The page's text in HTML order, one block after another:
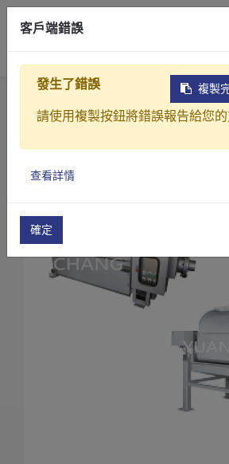
產品介紹
產業解決方案
關於元錩
工程實績
繁體中文
首頁 產品 污水(廢水)處理設備
固、液分離攔污機(DG系列)
固、液分離攔污機(DG-40)
客戶端錯誤
複製
發生了錯誤
請使用複製按鈕將錯誤報告給您的
查看詳情
確定